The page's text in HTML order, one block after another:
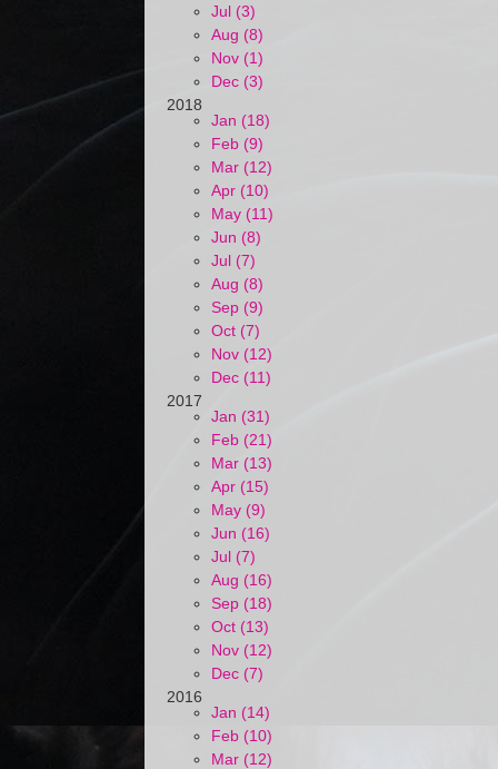
Jul (3)
Aug (8)
Nov (1)
Dec (3)
2018
Jan (18)
Feb (9)
Mar (12)
Apr (10)
May (11)
Jun (8)
Jul (7)
Aug (8)
Sep (9)
Oct (7)
Nov (12)
Dec (11)
2017
Jan (31)
Feb (21)
Mar (13)
Apr (15)
May (9)
Jun (16)
Jul (7)
Aug (16)
Sep (18)
Oct (13)
Nov (12)
Dec (7)
2016
Jan (14)
Feb (10)
Mar (12)